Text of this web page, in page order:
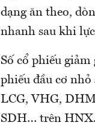
dạng ăn theo,
nhanh sau khi
Số cổ phiếu
phiếu đầu cơ
LCG, VHG,
SDH… trên HNX.